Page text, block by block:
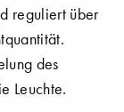
reguliert über
des
Leuchte.